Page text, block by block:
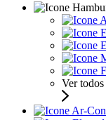
Ver